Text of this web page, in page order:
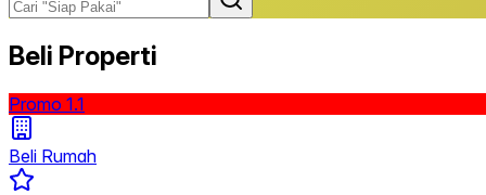
Beli Properti
Promo 1.1
Beli Rumah